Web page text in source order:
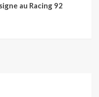
au Racing 92